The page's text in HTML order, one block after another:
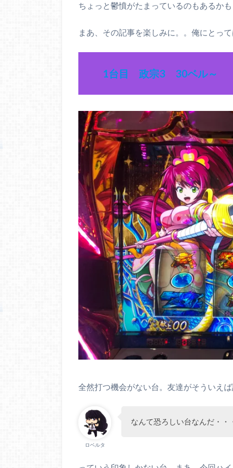
ちょっと鬱憤がたまっているのもあるかも
まあ、その記事を楽しみに。。俺にとっ
1台目 政宗3 30ベル～
全然打つ機会がない台。友達がそういえ
ロベルタ
なんて恐ろしい台なんだ・・